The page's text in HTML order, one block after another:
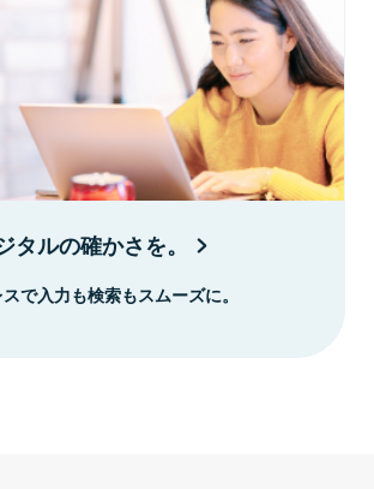
タルの確かさを。
で入力も検索もスムーズに。